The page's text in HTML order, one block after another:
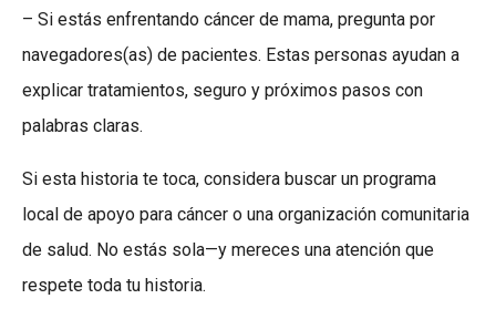
– Si estás enfrentando cáncer de mama, pregunta por
navegadores(as) de pacientes. Estas personas ayudan a
explicar tratamientos, seguro y próximos pasos con
palabras claras.
Si esta historia te toca, considera buscar un programa
local de apoyo para cáncer o una organización comunitaria
de salud. No estás sola—y mereces una atención que
respete toda tu historia.